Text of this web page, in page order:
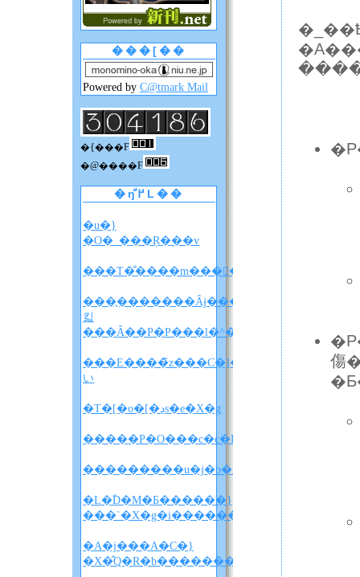
���[��
Powered by C@tmark Mail
�{���F
�@����F
�ŋ߂̋L��
�u�}
�O�_���Ŗ���v
���̖�������Ȃɉ����
킯
���Ȃ��P�P���l�^�o�����z
���E����̃z���C�]���u���
い
�T�[�o�[�ڍs�e�X�g
�����P�O���c�c�B
�L�ؓD�M�Ƃ������}
�A�j���A�C�}
傷